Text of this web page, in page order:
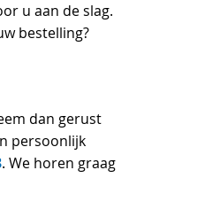
u aan de slag.
bestelling?
dan gerust
persoonlijk
. We horen graag